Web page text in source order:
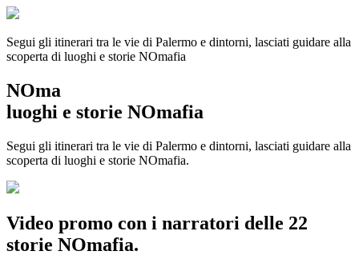
Segui gli itinerari tra le vie di Palermo e dintorni, lasciati guidare alla
scoperta di luoghi e storie NOmafia
NOma
luoghi e storie NOmafia
Segui gli itinerari tra le vie di Palermo e dintorni, lasciati guidare alla
scoperta di luoghi e storie NOmafia.
Video promo con i narratori delle 22
storie NOmafia.